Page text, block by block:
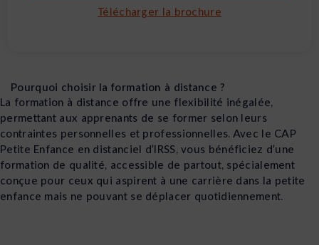
Télécharger la brochure
Pourquoi choisir la formation à distance ?
La formation à distance offre une flexibilité inégalée,
permettant aux apprenants de se former selon leurs
contraintes personnelles et professionnelles. Avec le CAP
Petite Enfance en distanciel d’IRSS, vous bénéficiez d’une
formation de qualité, accessible de partout, spécialement
conçue pour ceux qui aspirent à une carrière dans la petite
enfance mais ne pouvant se déplacer quotidiennement.